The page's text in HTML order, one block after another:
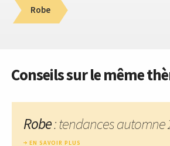
Robe
Conseils sur le même
Robe: tendances automne
EN SAVOIR PLUS